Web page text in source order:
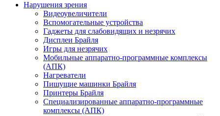
Нарушения зрения
Видеоувеличители
Вспомогательные устройства
Гаджеты для слабовидящих и незрячих
Дисплеи Брайля
Игры для незрячих
Мобильные аппаратно-программные комплексы
(АПК)
Нагреватели
Пишущие машинки Брайля
Принтеры Брайля
Специализированные аппаратно-программные
комплексы (АПК)